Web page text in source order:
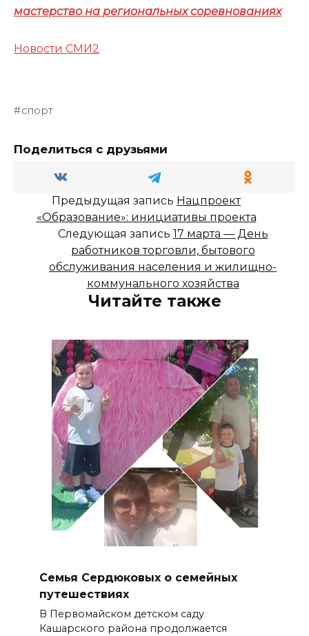
мастерство на региональных соревнованиях
Новости СМИ2
спорт
Поделиться с друзьями
Предыдущая запись Нацпроект
«Образование»: инициативы проекта
Следующая запись 17 марта — День
работников торговли, бытового
обслуживания населения и жилищно-
коммунального хозяйства
Читайте также
Семья Сердюковых о семейных
путешествиях
В Первомайском детском саду
Кашарского района продолжается